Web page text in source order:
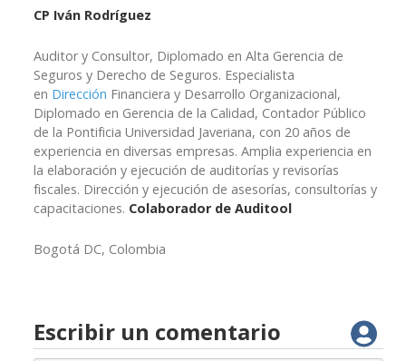
CP Iván Rodríguez
Auditor y Consultor, Diplomado en Alta Gerencia de
Seguros y Derecho de Seguros. Especialista
en Dirección Financiera y Desarrollo Organizacional,
Diplomado en Gerencia de la Calidad, Contador Público
de la Pontificia Universidad Javeriana, con 20 años de
experiencia en diversas empresas. Amplia experiencia en
la elaboración y ejecución de auditorías y revisorías
fiscales. Dirección y ejecución de asesorías, consultorías y
capacitaciones. Colaborador de Auditool
Bogotá DC, Colombia
Escribir un comentario